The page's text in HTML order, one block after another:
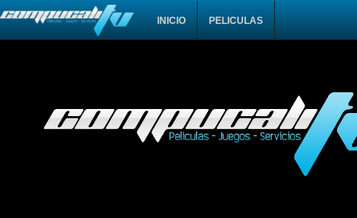
INICIO PELICULAS